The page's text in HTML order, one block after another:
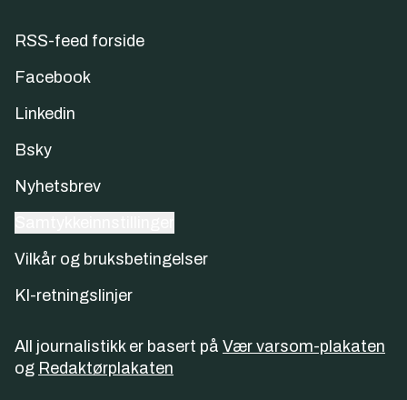
RSS-feed forside
Facebook
Linkedin
Bsky
Nyhetsbrev
Vilkår og bruksbetingelser
KI-retningslinjer
All journalistikk er basert på Vær varsom-plakaten
og Redaktørplakaten